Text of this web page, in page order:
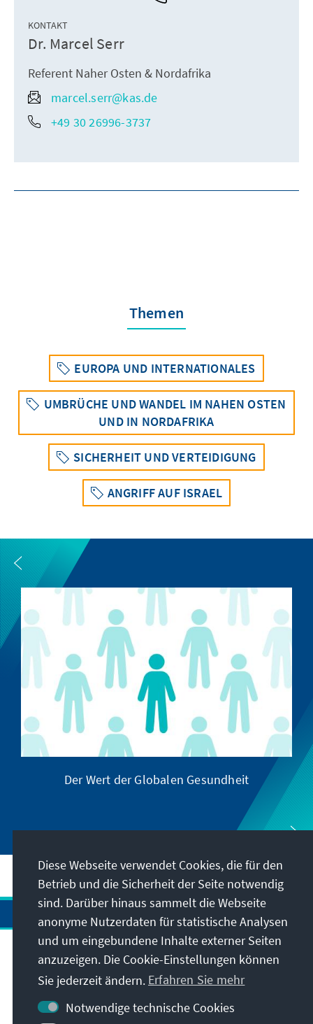
KONTAKT
Dr. Marcel Serr
Referent Naher Osten & Nordafrika
marcel.serr@kas.de
+49 30 26996-3737
Themen
EUROPA UND INTERNATIONALES
UMBRÜCHE UND WANDEL IM NAHEN OSTEN
UND IN NORDAFRIKA
SICHERHEIT UND VERTEIDIGUNG
ANGRIFF AUF ISRAEL
Der Wert der Globalen Gesundheit
Anschrift
Kontakt
Diese Webseite verwendet Cookies, die für den
Betrieb und die Sicherheit der Seite notwendig
sind. Darüber hinaus sammelt die Webseite
anonyme Nutzerdaten für statistische Analysen
und um eingebundene Inhalte externer Seiten
anzuzeigen. Die Cookie-Einstellungen können
Sie jederzeit ändern. Erfahren Sie mehr
Notwendige technische Cookies